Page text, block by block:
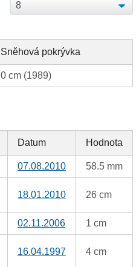
Sněhová pokrývka
0 cm (1989)
Datum Hodnota
07.08.2010 58.5 mm
18.01.2010 26 cm
02.11.2006 1 cm
16.04.1997 4 cm